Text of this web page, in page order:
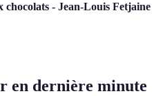
chocolats - Jean-Louis Fetjaine
en dernière minute